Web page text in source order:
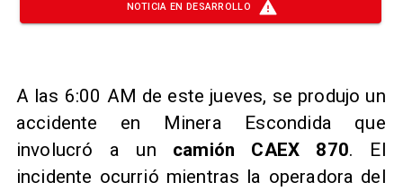
NOTICIA EN DESARROLLO
A las 6:00 AM de este jueves, se produjo un
accidente en Minera Escondida que
involucró a un camión CAEX 870. El
incidente ocurrió mientras la operadora del